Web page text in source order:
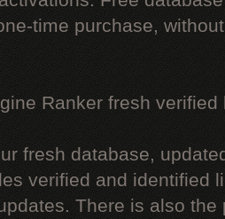
time purchase,
Ranker fresh verified
fresh database,
verified and identified
There is also